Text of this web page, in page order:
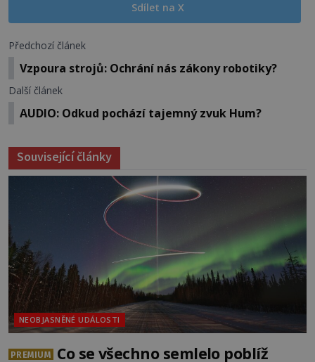
Sdílet na X
Předchozí článek
Vzpoura strojů: Ochrání nás zákony robotiky?
Další článek
AUDIO: Odkud pochází tajemný zvuk Hum?
Související články
NEOBJASNĚNÉ UDÁLOSTI
PREMIUM
Co se všechno semlelo poblíž